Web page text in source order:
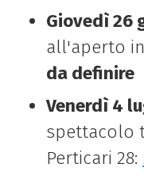
Giovedì 26
all'aperto
da definire
Venerdì 4
spettacolo
Perticari 28: